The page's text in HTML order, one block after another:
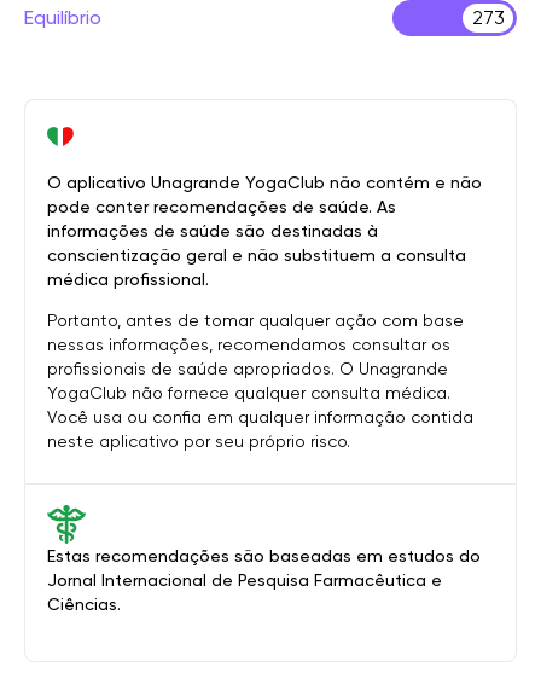
Equilíbrio 273
Estas recomendações são baseadas em estudos do
Jornal Internacional de Pesquisa Farmacêutica e
Ciências.
O aplicativo Unagrande YogaClub não contém e não
pode conter recomendações de saúde. As
informações de saúde são destinadas à
conscientização geral e não substituem a consulta
médica profissional.
Portanto, antes de tomar qualquer ação com base
nessas informações, recomendamos consultar os
profissionais de saúde apropriados. O Unagrande
YogaClub não fornece qualquer consulta médica.
Você usa ou confia em qualquer informação contida
neste aplicativo por seu próprio risco.